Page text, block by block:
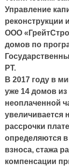
Управление
реконструкции
ООО
домов по
РТ.
В 2017 году в
уже 14 домов
неоплаченной
увеличивается
рассрочки
определяются
взноса, стажа
компенсации